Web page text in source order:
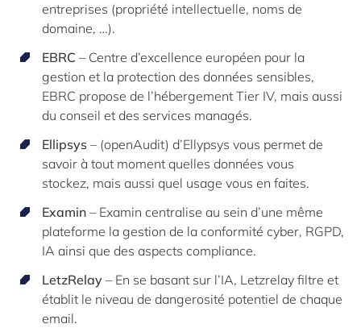
entreprises (propriété intellectuelle, noms de
domaine, …).
EBRC – Centre d’excellence européen pour la
gestion et la protection des données sensibles,
EBRC propose de l’hébergement Tier IV, mais aussi
du conseil et des services managés.
Ellipsys – (openAudit) d’Ellypsys vous permet de
savoir à tout moment quelles données vous
stockez, mais aussi quel usage vous en faites.
Examin – Examin centralise au sein d’une même
plateforme la gestion de la conformité cyber, RGPD,
IA ainsi que des aspects compliance.
LetzRelay – En se basant sur l’IA, Letzrelay filtre et
établit le niveau de dangerosité potentiel de chaque
email.